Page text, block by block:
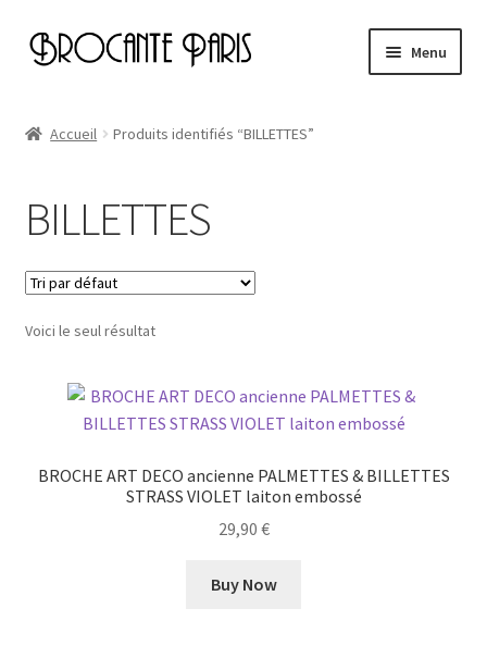
Aller
navigation
Aller
au
Menu
Checkout
My account
Page d’exemple
Accueil Produits identifiés “BILLETTES”
BILLETTES
Voici le seul résultat
BROCHE ART DECO ancienne PALMETTES & BILLETTES
STRASS VIOLET laiton embossé
29,90 €
Buy Now